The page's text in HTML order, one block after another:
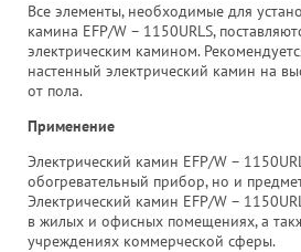
Все элементы, необходимые для
камина EFP/W – 1150URLS,
электрическим камином.
настенный электрический камин на
от пола.
Применение
Электрический камин EFP/W –
обогревательный прибор, но и
Электрический камин EFP/W –
в жилых и офисных помещениях, а
учреждениях коммерческой сферы.